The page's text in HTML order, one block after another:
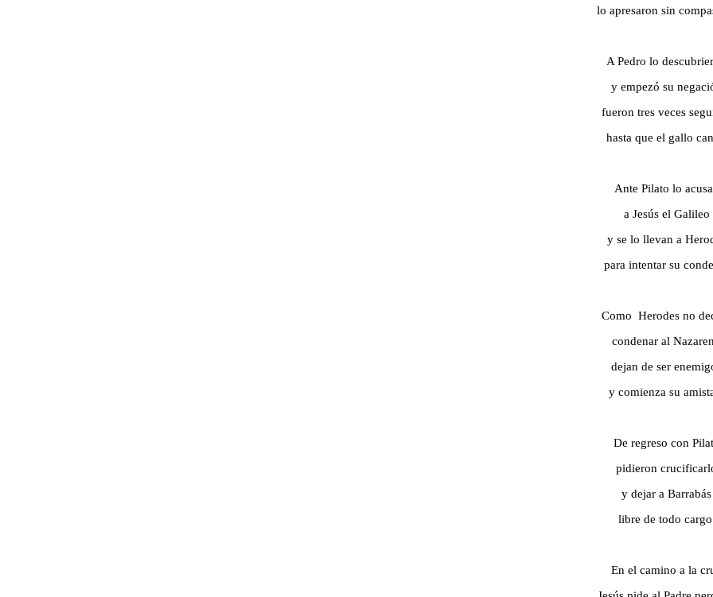
lo apresaron sin
A Pedro lo
y empezó su
fueron tres veces
hasta que el gallo
Ante Pilato lo
a Jesús el Galileo
y se lo llevan a
para intentar su
Como Herodes no
condenar al
dejan de ser
y comienza su
De regreso con
pidieron
y dejar a Barrabás
libre de todo
En el camino a la